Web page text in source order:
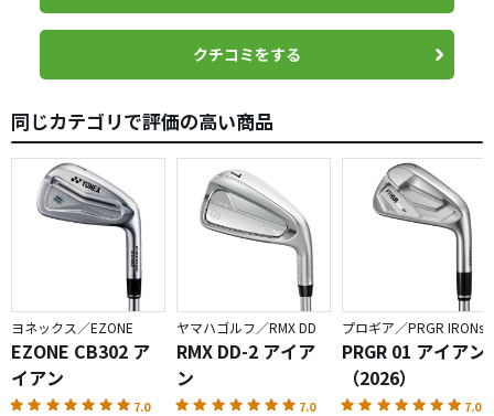
クチコミをする
同じカテゴリで評価の高い商品
ヨネックス／EZONE
EZONE CB302 ア
イアン
7.0
ヤマハゴルフ／RMX DD
RMX DD-2 アイア
ン
7.0
プロギア／PRGR IRONs
PRGR 01 アイアン
（2026）
7.0